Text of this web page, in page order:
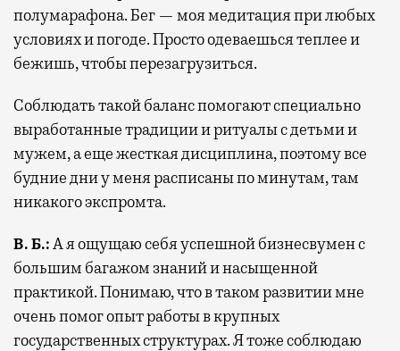
полумарафона. Бег — моя медитация при любых
условиях и погоде. Просто одеваешься теплее и
бежишь, чтобы перезагрузиться.
Соблюдать такой баланс помогают специально
выработанные традиции и ритуалы с детьми и
мужем, а еще жесткая дисциплина, поэтому все
будние дни у меня расписаны по минутам, там
никакого экспромта.
В. Б.:А я ощущаю себя успешной бизнесвумен с
большим багажом знаний и насыщенной
практикой. Понимаю, что в таком развитии мне
очень помог опыт работы в крупных
государственных структурах. Я тоже соблюдаю